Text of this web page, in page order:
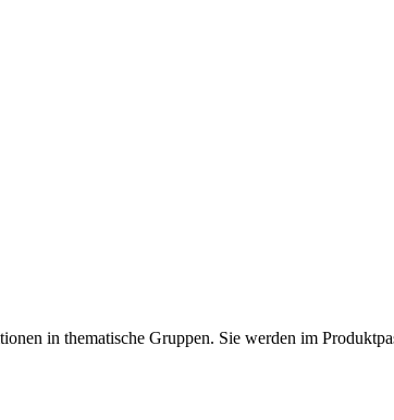
in thematische Gruppen. Sie werden im